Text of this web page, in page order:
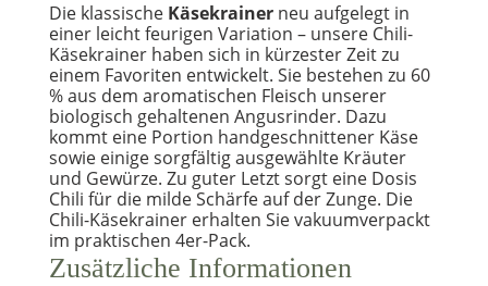
Die klassische Käsekrainerneu aufgelegt in
einer leicht feurigen Variation – unsere Chili-
Käsekrainer haben sich in kürzester Zeit zu
einem Favoriten entwickelt. Sie bestehen zu 60
% aus dem aromatischen Fleisch unserer
biologisch gehaltenen Angusrinder. Dazu
kommt eine Portion handgeschnittener Käse
sowie einige sorgfältig ausgewählte Kräuter
und Gewürze. Zu guter Letzt sorgt eine Dosis
Chili für die milde Schärfe auf der Zunge. Die
Chili-Käsekrainer erhalten Sie vakuumverpackt
im praktischen 4er-Pack.
Zusätzliche Informationen